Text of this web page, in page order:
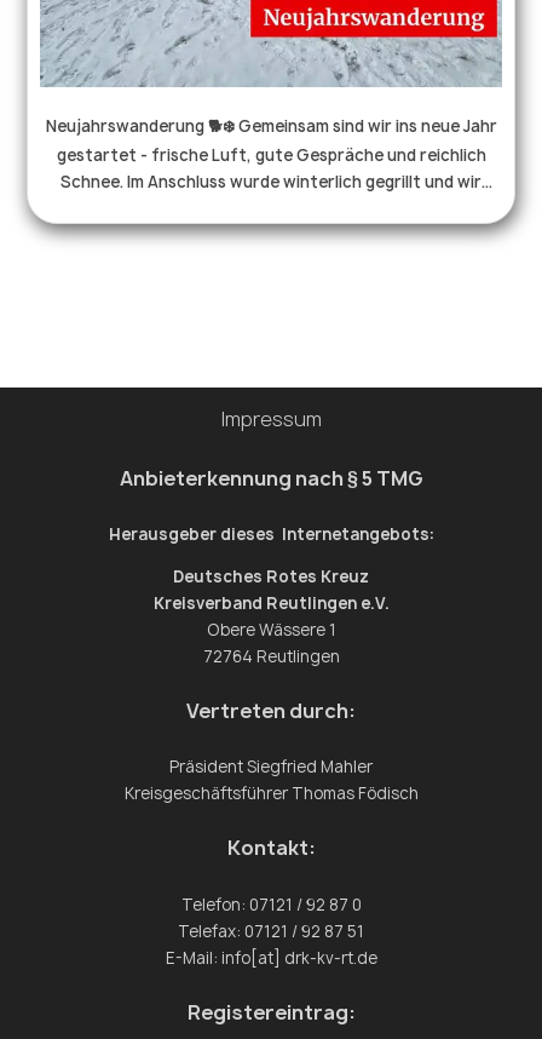
Neujahrswanderung 🐕❄️ Gemeinsam sind wir ins neue Jahr
gestartet - frische Luft, gute Gespräche und reichlich
Schnee. Im Anschluss wurde winterlich gegrillt und wir
verbracht. Vielen Dank für diese tolle Organisation!🤩 So
Impressum
Anbieterkennung nach § 5 TMG
Herausgeber dieses Internetangebots:
Deutsches Rotes Kreuz
Kreisverband Reutlingen e.V.
Obere Wässere 1
72764 Reutlingen
Vertreten durch:
Präsident Siegfried Mahler
Kreisgeschäftsführer Thomas Födisch
Kontakt:
Telefon: 07121 / 92 87 0
Telefax: 07121 / 92 87 51
E-Mail: info[at] drk-kv-rt.de
Registereintrag: